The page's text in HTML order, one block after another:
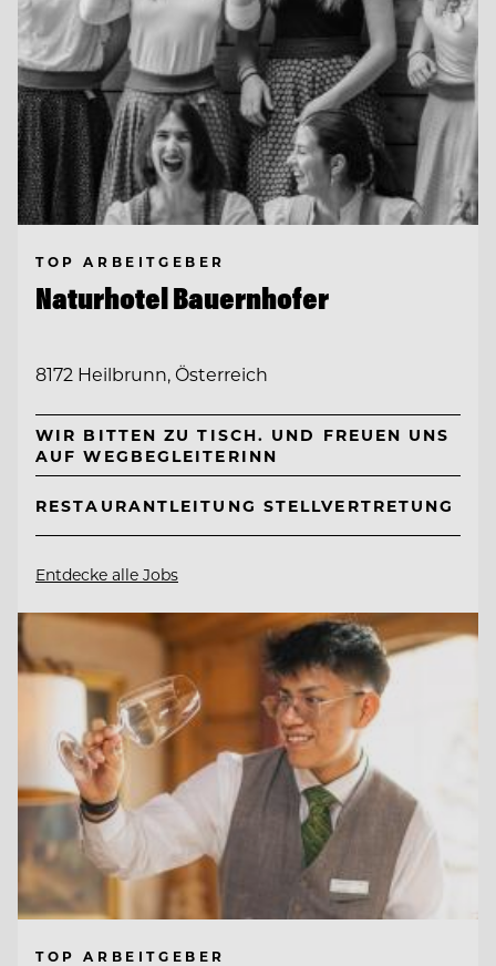
TOP ARBEITGEBER
Naturhotel Bauernhofer
8172 Heilbrunn, Österreich
WIR BITTEN ZU TISCH. UND FREUEN UNS
AUF WEGBEGLEITERINN
RESTAURANTLEITUNG STELLVERTRETUNG
Entdecke alle Jobs
TOP ARBEITGEBER